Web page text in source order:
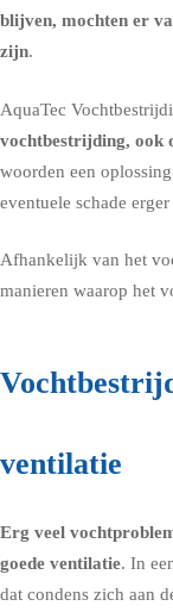
blijven, mochten er
zijn.
AquaTec
vochtbestrijding, ook
woorden een
eventuele schade
Afhankelijk van het
manieren waarop het
ventilatie
Erg veel
goede ventilatie. In
dat condens zich aan